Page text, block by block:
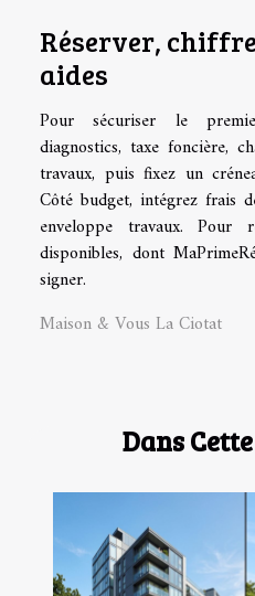
Réserver,
aides
Pour sécuriser le
diagnostics, taxe foncière,
travaux, puis fixez un
Côté budget, intégrez frais
enveloppe travaux. Pour
disponibles, dont
signer.
Maison & Vous La Ciotat
Dans